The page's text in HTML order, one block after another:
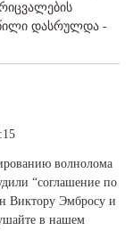
დასრულდა -
волнолома
“соглашение по
Виктору Эмбросу и
в нашем